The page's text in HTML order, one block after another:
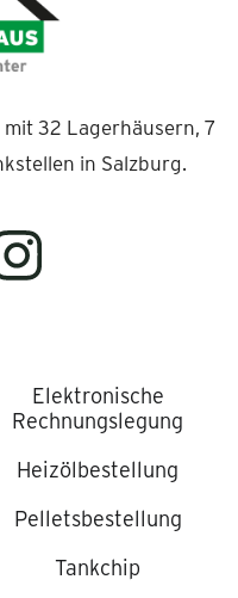
32 Lagerhäusern, 7
in Salzburg.
Elektronische
Rechnungslegung
Heizölbestellung
Pelletsbestellung
Tankchip